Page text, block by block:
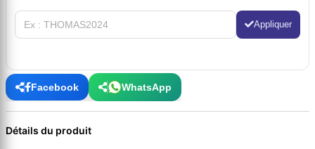
Appliquer
Facebook WhatsApp
Détails du produit